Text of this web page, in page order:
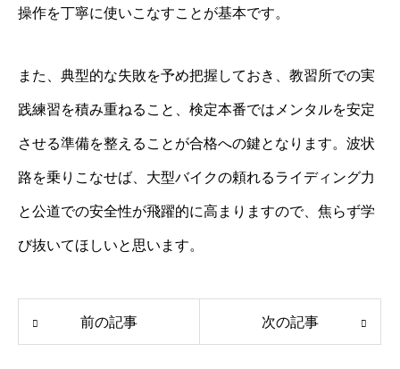
操作を丁寧に使いこなすことが基本です。
また、典型的な失敗を予め把握しておき、教習所での実
践練習を積み重ねること、検定本番ではメンタルを安定
させる準備を整えることが合格への鍵となります。波状
路を乗りこなせば、大型バイクの頼れるライディング力
と公道での安全性が飛躍的に高まりますので、焦らず学
び抜いてほしいと思います。
前の記事 次の記事